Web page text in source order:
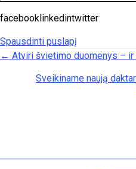
facebooklinkedintwitter
Spausdinti puslapį
Posts navigation
← Atviri švietimo duomenys – ir
Sveikiname naują